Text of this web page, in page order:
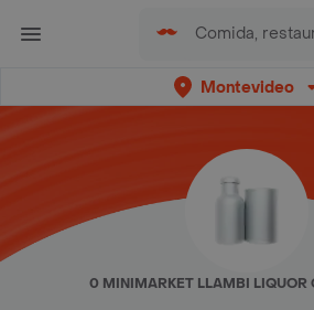
Montevideo
0 MINIMARKET LLAMBI LIQUOR